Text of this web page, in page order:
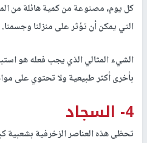
كل يوم، مصنوعة من كمية هائلة من
التي يمكن أن تؤثر على منزلنا وجسمنا.
الشيء المثالي الذي يجب فعله هو
بأخرى أكثر طبيعية ولا تحتوي على
4- السجاد
تحظى هذه العناصر الزخرفية بشعبية